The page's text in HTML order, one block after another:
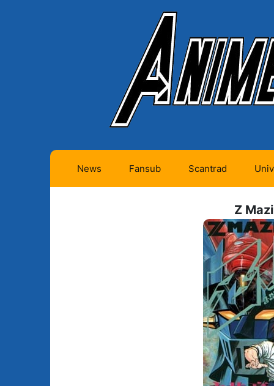
News Fansub
Animes en cours (1)
Animes abandonnés
Tous les animes (604)
Scantrad
Mangas en cours
(Privés) (4)
Mangas en cours
(Publics) (11)
Mangas terminés
(Privés) (132)
Mangas terminés
(Publics) (88)
Mangas en pause
Z